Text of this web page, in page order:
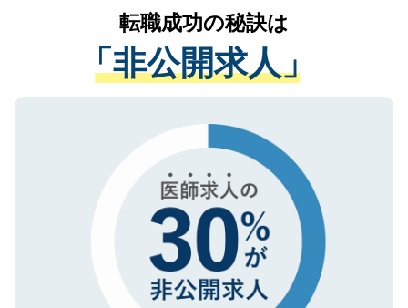
は、個人情報の取り扱いについての厳密な
管理基準を満たした事業者のみに付与され
る、プライバシーマークを取得済みです。
ご登録いただいた個人情報は、SSL（デー
で、機密保持に関してもご安心ください。
かがいして、現在の医療機関の状況や紹介
経験をまじえながら、適切なアドバイスを
させていただきます。すぐにご転職をされ
ない方には、長期的なサポートが可能です
ので、まずはご登録ください。
転職成功の秘訣は
「非公開求人」